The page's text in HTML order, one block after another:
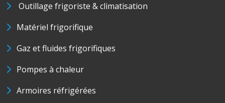
Outillage frigoriste & climatisation
Matériel frigorifique
Gaz et fluides frigorifiques
Pompes à chaleur
Armoires réfrigérées